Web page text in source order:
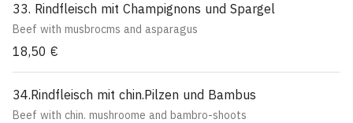
33. Rindfleisch mit Champignons und Spargel
Beef with musbrocms and asparagus
18,50 €
34.Rindfleisch mit chin.Pilzen und Bambus
Beef with chin. mushroome and bambro-shoots